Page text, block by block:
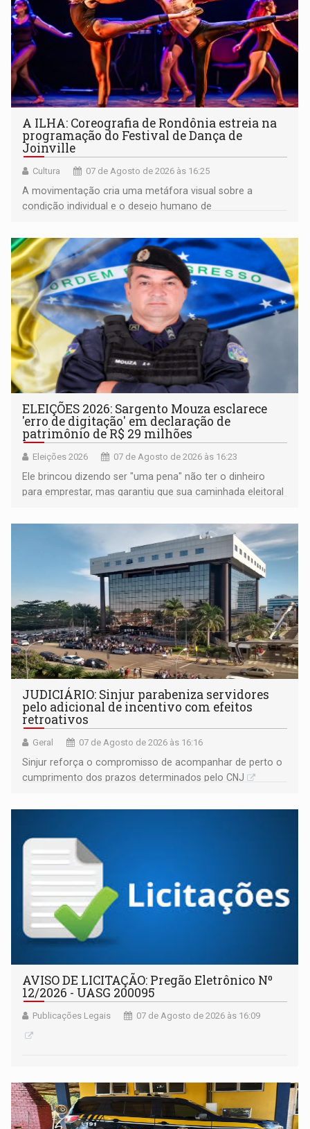
A ILHA: Coreografia de Rondônia estreia na
programação do Festival de Dança de
Joinville
Cultura 07 de Agosto de 2026 às 16:25
A movimentação cria uma metáfora visual sobre a
condição individual e o desejo humano de
ELEIÇÕES 2026: Sargento Mouza esclarece
'erro de digitação' em declaração de
patrimônio de R$ 29 milhões
Eleições 2026 07 de Agosto de 2026 às 16:23
Ele brincou dizendo ser "uma pena" não ter o dinheiro
para emprestar, mas garantiu que sua caminhada eleitoral
JUDICIÁRIO: Sinjur parabeniza servidores
pelo adicional de incentivo com efeitos
retroativos
Geral 07 de Agosto de 2026 às 16:16
Sinjur reforça o compromisso de acompanhar de perto o
cumprimento dos prazos determinados pelo CNJ
AVISO DE LICITAÇÃO: Pregão Eletrônico Nº
12/2026 - UASG 200095
Publicações Legais 07 de Agosto de 2026 às 16:09